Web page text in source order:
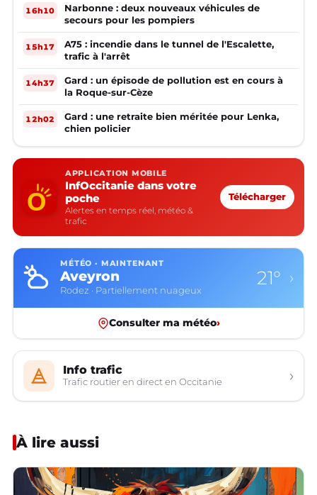
16h10
Narbonne : deux nouveaux véhicules de
secours pour les pompiers
15h17
A75 : incendie dans le tunnel de l'Escalette,
trafic à l'arrêt
14h37
Gard : un épisode de pollution est en cours à
la Roque-sur-Cèze
12h02
Gard : une retraite bien méritée pour Lenka,
chien policier
APPLICATION MOBILE
InfOccitanie dans votre
poche
Alertes en temps réel, météo &
trafic
Télécharger
MÉTÉO · MAINTENANT
Aveyron
Rodez · Partiellement nuageux
21° ›
Consulter ma météo›
Info trafic
Trafic routier en direct en Occitanie ›
À lire aussi